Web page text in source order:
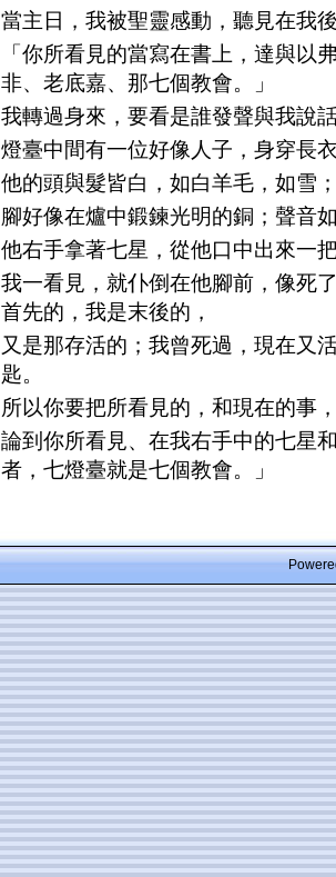
當主日，我被聖靈感動，聽見在我
「你所看見的當寫在書上，達與以
非、老底嘉、那七個教會。」
我轉過身來，要看是誰發聲與我說
燈臺中間有一位好像人子，身穿長
他的頭與髮皆白，如白羊毛，如雪
腳好像在爐中鍛鍊光明的銅；聲音
他右手拿著七星，從他口中出來一
我一看見，就仆倒在他腳前，像死
首先的，我是末後的，
又是那存活的；我曾死過，現在又
匙。
所以你要把所看見的，和現在的事
論到你所看見、在我右手中的七星
者，七燈臺就是七個教會。」